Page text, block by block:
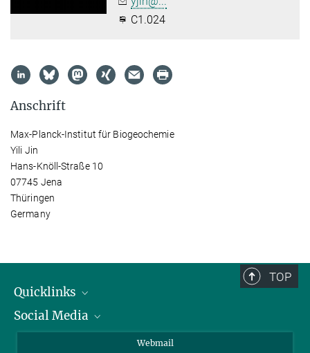
C1.024
Anschrift
Max-Planck-Institut für Biogeochemie
Yili Jin
Hans-Knöll-Straße 10
07745 Jena
Thüringen
Germany
TOP
Quicklinks
IMPRS Graduiertenschule
Social Media
Webmail